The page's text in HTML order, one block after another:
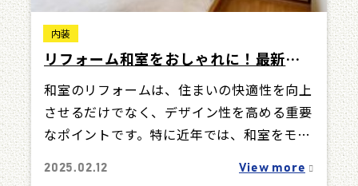
内装
リフォーム和室をおしゃれに！最新デ
ザインを徹底解説
和室のリフォームは、住まいの快適性を向上
させるだけでなく、デザイン性を高める重要
なポイントです。特に近年では、和室をモダ
2025.02.12 View more